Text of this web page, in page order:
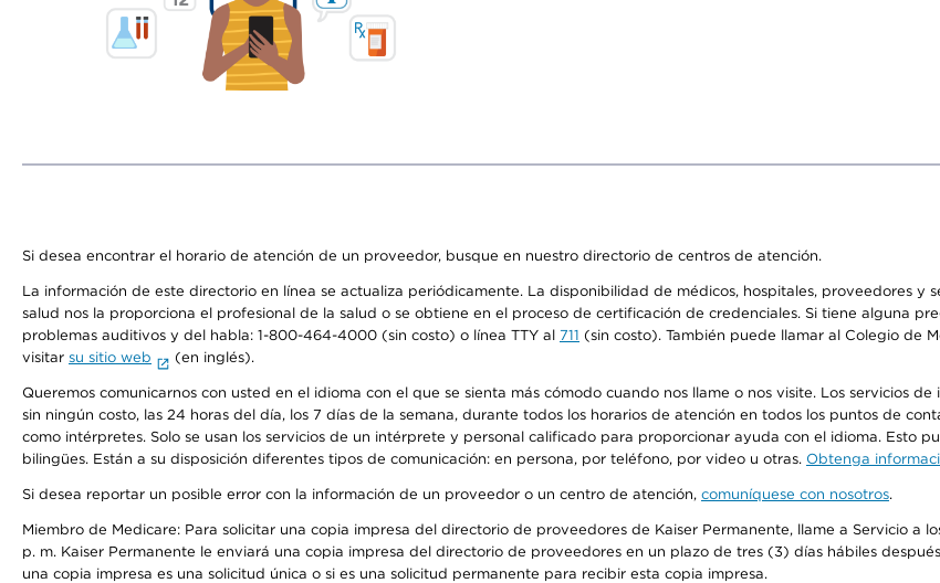
Si desea encontrar el horario de atención de un proveedor, busque en nuestro directorio de centros de atención.
La información de este directorio en línea se actualiza periódicamente. La disponibilidad de médicos, hospitales, proveedores y
salud nos la proporciona el profesional de la salud o se obtiene en el proceso de certificación de credenciales. Si tiene alguna
problemas auditivos y del habla: 1-800-464-4000 (sin costo) o línea TTY al 711 (sin costo). También puede llamar al Colegio de
visitar su sitio web (en inglés).
Queremos comunicarnos con usted en el idioma con el que se sienta más cómodo cuando nos llame o nos visite. Los servicios
sin ningún costo, las 24 horas del día, los 7 días de la semana, durante todos los horarios de atención en todos los puntos de
como intérpretes. Solo se usan los servicios de un intérprete y personal calificado para proporcionar ayuda con el idioma. Esto
bilingües. Están a su disposición diferentes tipos de comunicación: en persona, por teléfono, por video u otras. Obtenga
Si desea reportar un posible error con la información de un proveedor o un centro de atención, comuníquese con nosotros.
Miembro de Medicare: Para solicitar una copia impresa del directorio de proveedores de Kaiser Permanente, llame a Servicio a
p. m. Kaiser Permanente le enviará una copia impresa del directorio de proveedores en un plazo de tres (3) días hábiles
una copia impresa es una solicitud única o si es una solicitud permanente para recibir esta copia impresa.